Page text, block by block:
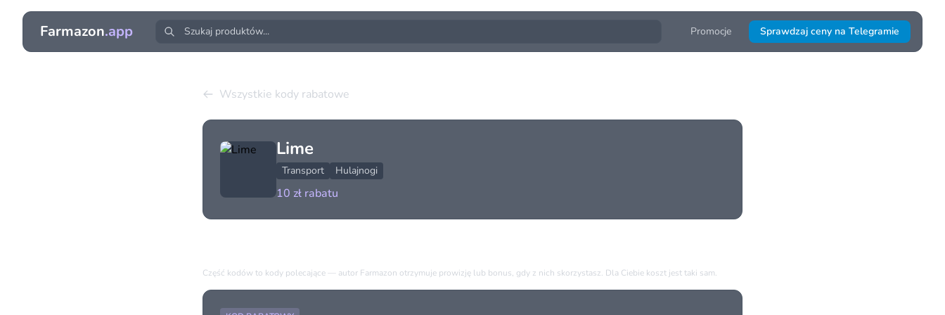
Farmazon.app Promocje Sprawdzaj ceny na Telegramie
Wszystkie kody rabatowe
Lime
Transport Hulajnogi
10 zł rabatu
Część kodów to kody polecające — autor Farmazon otrzymuje prowizję lub bonus, gdy z nich skorzystasz. Dla Ciebie koszt jest taki sam.